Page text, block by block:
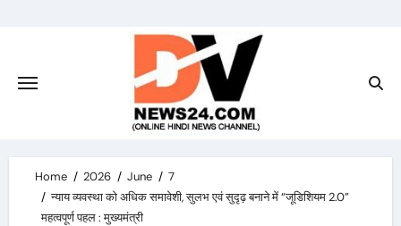
Home 2026 June
7
न्याय व्यवस्था को अधिक समावेशी, सुलभ एवं सुदृढ़ बनाने में “जूडिशियम 2.0”
महत्वपूर्ण पहल : मुख्यमंत्री